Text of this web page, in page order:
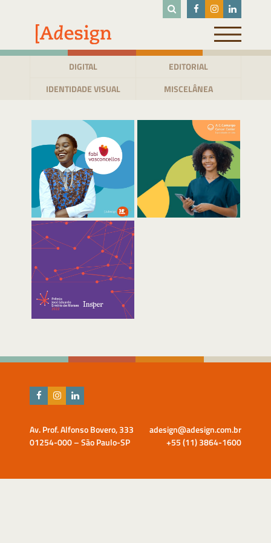
conteúdo
DIGITAL
EDITORIAL
IDENTIDADE VISUAL
MISCELÂNEA
Av. Prof. Alfonso Bovero, 333
01254-000 – São Paulo-SP
adesign@adesign.com.br
+55 (11) 3864-1600